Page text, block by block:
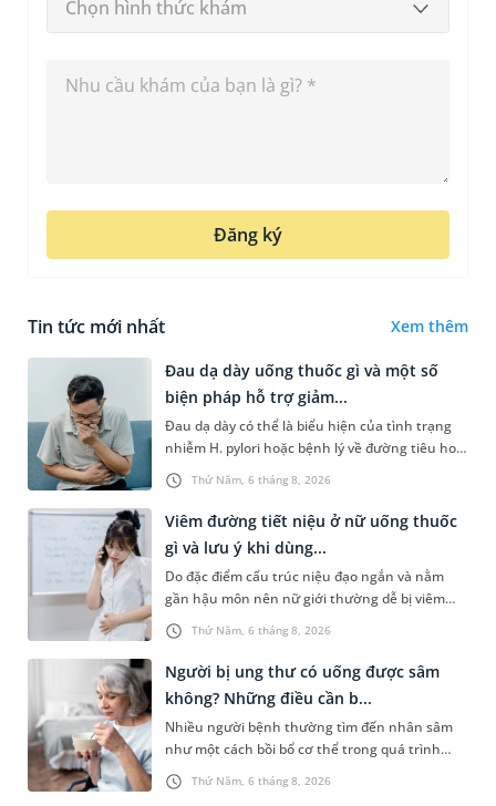
Chọn hình thức khám
Đăng ký
Tin tức mới nhất Xem thêm
Thứ Năm, 6 tháng 8, 2026
Đau dạ dày uống thuốc gì và một số
biện pháp hỗ trợ giảm...
Đau dạ dày có thể là biểu hiện của tình trạng
nhiễm H. pylori hoặc bệnh lý về đường tiêu hoá
khác. Dựa theo nguyên nhân cụ thể, bác sĩ sẽ
cân nhắc chỉ định p...
Thứ Năm, 6 tháng 8, 2026
Viêm đường tiết niệu ở nữ uống thuốc
gì và lưu ý khi dùng...
Do đặc điểm cấu trúc niệu đạo ngắn và nằm
gần hậu môn nên nữ giới thường dễ bị viêm
đường tiết niệu hơn nam giới. Tùy theo nguyên
nhân, mức độ nhiễm trùng và...
Thứ Năm, 6 tháng 8, 2026
Người bị ung thư có uống được sâm
không? Những điều cần b...
Nhiều người bệnh thường tìm đến nhân sâm
như một cách bồi bổ cơ thể trong quá trình
điều trị ung thư. Tuy nhiên, câu hỏi người bị
ung thư có uống được sâm kh...